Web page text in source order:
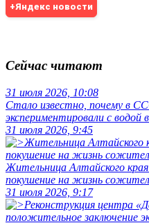
+Яндекс новости
Сейчас читают
31 июля 2026, 10:08
Стало известно, почему в
экспериментировали с водой
31 июля 2026, 9:45
Жительница Алтайского
покушение на жизнь
31 июля 2026, 9:17